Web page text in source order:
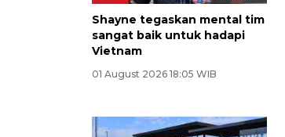
Shayne tegaskan mental tim
sangat baik untuk hadapi
Vietnam
01 August 2026 18:05 WIB